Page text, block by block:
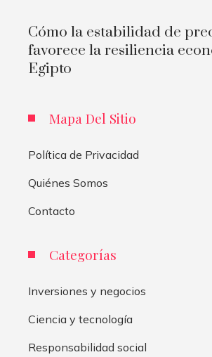
Cómo la estabilidad de
favorece la resiliencia
Egipto
Mapa Del Sitio
Política de Privacidad
Quiénes Somos
Contacto
Categorías
Inversiones y negocios
Ciencia y tecnología
Responsabilidad social